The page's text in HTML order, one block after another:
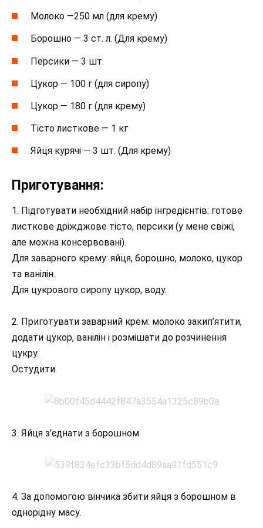
Молоко —250 мл (для крему)
Борошно — 3 ст. л. (Для крему)
Персики — 3 шт.
Цукор — 100 г (для сиропу)
Цукор — 180 г (для крему)
Тісто листкове — 1 кг
Яйця курячі — 3 шт. (Для крему)
Приготування:
1. Підготувати необхідний набір інгредієнтів: готове
листкове дріжджове тісто, персики (у мене свіжі,
але можна консервовані).
Для заварного крему: яйця, борошно, молоко, цукор
та ванілін.
Для цукрового сиропу цукор, воду.
2. Приготувати заварний крем: молоко закип’ятити,
додати цукор, ванілін і розмішати до розчинення
цукру.
Остудити.
3. Яйця з’єднати з борошном.
4. За допомогою вінчика збити яйця з борошном в
однорідну масу.